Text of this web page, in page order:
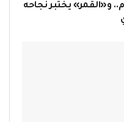
و«القمر» يختبر نجاحه